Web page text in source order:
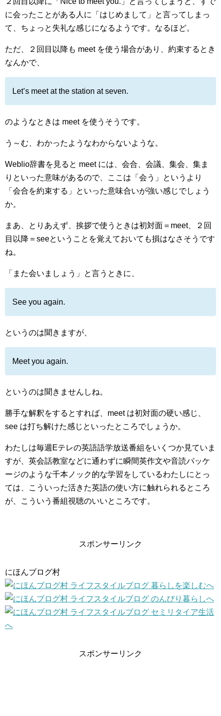
に会ったことがある人に「はじめまして」と言ってしまっ
て、ちょっと失礼な感じになるようです。なるほど。
ただ、２回目以降も meet を使う場合があり、約束するとき
なんかで、
Let’s meet at the station at seven.
のようなときは meet を使うそうです。
う～む、わかったようなわからないような。
Weblio辞書を見ると meet には、会合、会議、集会、集ま
りといった意味があるので、ここは「会う」というより
「会合を約束する」といった意味合いが強い感じでしょう
か。
まあ、とりあえず、挨拶で使うときは初対面＝meet、２回
目以降＝seeということを覚えておいても損はなさそうです
ね。
「また会いましょう」と言うときに、
See you again.
というのは聞きますが、
Meet you again.
というのは聞きませんしね。
勝手な解釈をするとすれば、meet は初対面の硬い感じ、
see は打ち解けた感じといったところでしょうか。
わたしは毎週Eテレの英語語学放送番組をいくつか見ていま
すが、英会話教室などに通わずに瞬間英作文や音読パッケ
ージのような千本ノック的な学習をしているわたしにとっ
ては、こういった活きた英語の使い方に触れられるところ
が、こういう番組視聴のいいところです。
スポンサーリンク
にほんブログ村
スポンサーリンク